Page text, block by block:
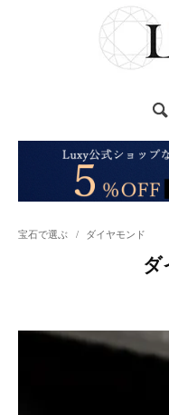
宝石で選ぶ / ダイヤモンド
ダ